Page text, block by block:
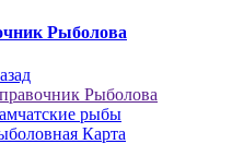
Рыболова
Рыболова
рыбы
Карта